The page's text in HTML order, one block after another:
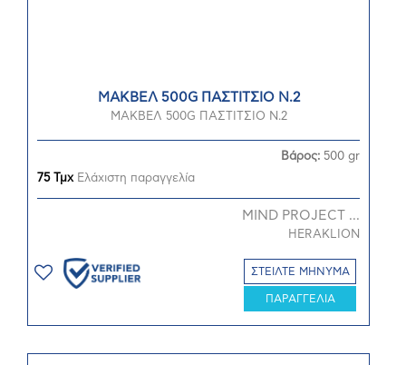
ΜΑΚΒΕΛ 500G ΠΑΣΤΙΤΣΙΟ N.2
ΜΑΚΒΕΛ 500G ΠΑΣΤΙΤΣΙΟ N.2
75 ΤμχΕλάχιστη παραγγελία
Βάρος: 500 gr
MIND PROJECT ...
HERAKLION
ΣΤΕΙΛΤΕ ΜΗΝΥΜΑ
ΠΑΡΑΓΓΕΛΙΑ